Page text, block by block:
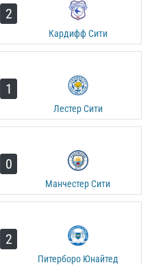
2
Кардифф Сити
1
Лестер Сити
0
Манчестер Сити
2
Питерборо Юнайтед